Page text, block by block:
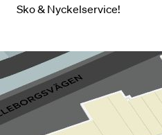
Sko & Nyckelservice!